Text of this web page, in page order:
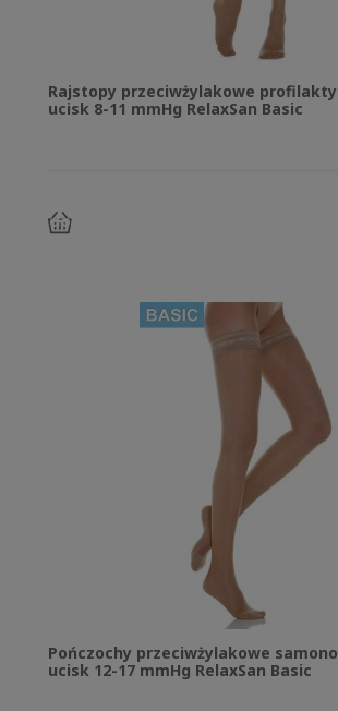
Rajstopy przeciwżylakowe
ucisk 8-11 mmHg RelaxSan Basic
do
koszyka
Pończochy przeciwżylakowe
ucisk 12-17 mmHg RelaxSan Basic